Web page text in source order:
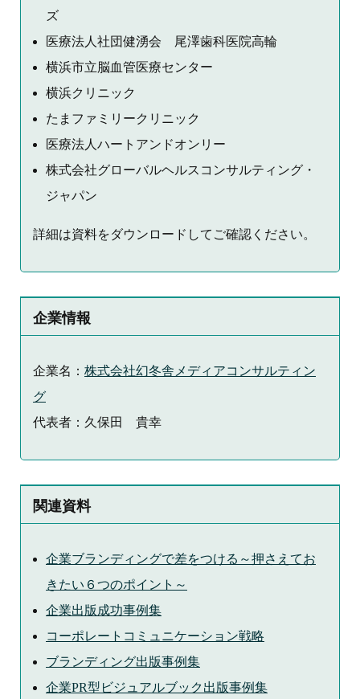
ズ
医療法人社団健湧会 尾澤歯科医院高輪
横浜市立脳血管医療センター
横浜クリニック
たまファミリークリニック
医療法人ハートアンドオンリー
株式会社グローバルヘルスコンサルティング・
ジャパン
詳細は資料をダウンロードしてご確認ください。
企業情報
企業名： 株式会社幻冬舎メディアコンサルティン
グ
代表者：久保田 貴幸
関連資料
企業ブランディングで差をつける～押さえてお
きたい６つのポイント～
企業出版成功事例集
コーポレートコミュニケーション戦略
ブランディング出版事例集
企業PR型ビジュアルブック出版事例集